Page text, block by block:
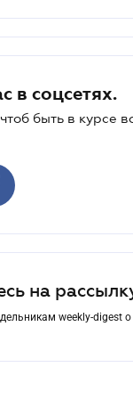
в соцсетях.
быть в курсе
на
weekly-digest